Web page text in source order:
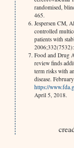
randomised,
465.
Jespersen CM,
controlled
patients with
Food and Drug
review finds
term risks with
disease.
https://
April 5, 2018.